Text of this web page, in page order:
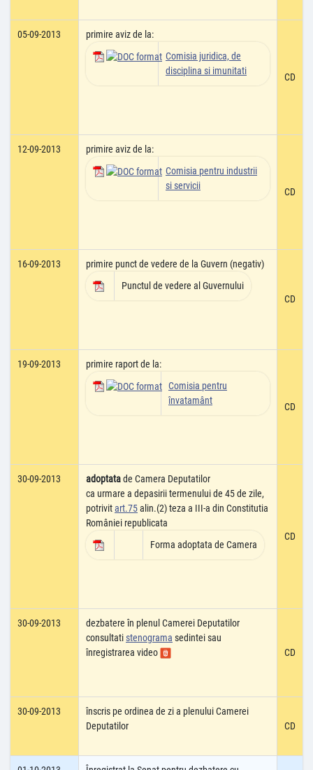
05-09-2013
primire aviz de la:
Comisia juridica, de
disciplina si imunitati
CD
12-09-2013
primire aviz de la:
Comisia pentru industrii
si servicii
CD
16-09-2013
primire punct de vedere de la Guvern (negativ)
Punctul de vedere al Guvernului
CD
19-09-2013
primire raport de la:
Comisia pentru
învatamânt
CD
30-09-2013 adoptatade Camera Deputatilor
ca urmare a depasirii termenului de 45 de zile,
potrivitart.75alin.(2) teza a III-a din Constitutia
României republicata
Forma adoptata de Camera
CD
30-09-2013
dezbatere în plenul Camerei Deputatilor
consultatistenograma sedintei sau
înregistrarea video
CD
30-09-2013
înscris pe ordinea de zi a plenului Camerei
Deputatilor
CD